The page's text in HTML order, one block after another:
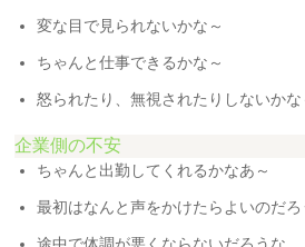
変な目で見られないかな～
ちゃんと仕事できるかな～
怒られたり、無視されたりしないかな
企業側の不安
ちゃんと出勤してくれるかなあ～
最初はなんと声をかけたらよいのだろ